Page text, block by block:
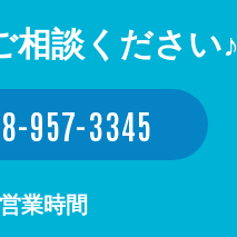
相談ください♪
957-3345
営業時間